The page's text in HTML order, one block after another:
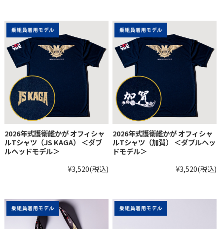
2026年式護衛艦かが オフィシャ
ルTシャツ（JS KAGA） ＜ダブ
ルヘッドモデル＞
¥3,520(税込)
2026年式護衛艦かが オフィシャ
ルTシャツ（加賀） ＜ダブルヘッ
ドモデル＞
¥3,520(税込)